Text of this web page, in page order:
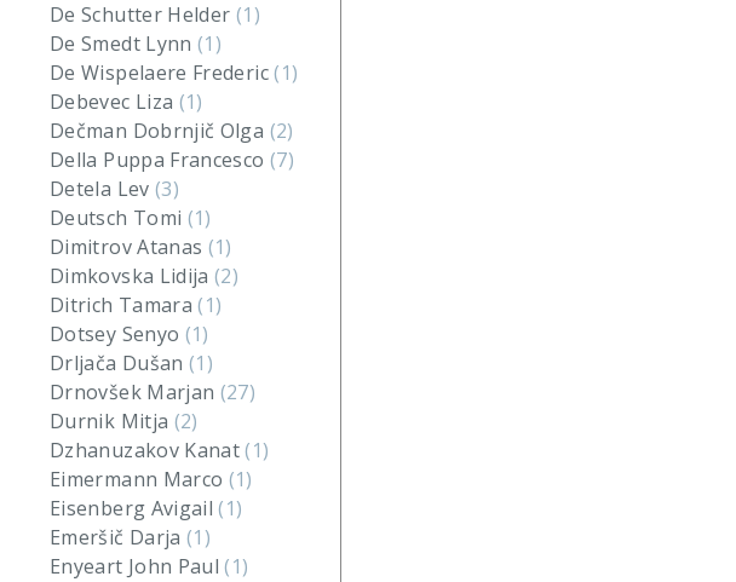
De Schutter Helder (1)
De Smedt Lynn(1)
De Wispelaere Frederic(1)
Debevec Liza (1)
Dečman Dobrnjič Olga (2)
Della Puppa Francesco (7)
Detela Lev (3)
Deutsch Tomi (1)
Dimitrov Atanas (1)
Dimkovska Lidija(2)
Ditrich Tamara(1)
Dotsey Senyo (1)
Drljača Dušan(1)
Drnovšek Marjan (27)
Durnik Mitja (2)
Dzhanuzakov Kanat(1)
Eimermann Marco (1)
Eisenberg Avigail(1)
Emeršič Darja(1)
Enyeart John Paul(1)